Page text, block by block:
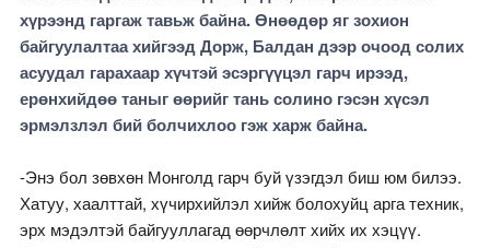
хүрээнд гаргаж тавьж байна. Өнөөдөр яг зохион
байгуулалтаа хийгээд Дорж, Балдан дээр очоод солих
асуудал гарахаар хүчтэй эсэргүүцэл гарч ирээд,
ерөнхийдөө таныг өөрийг тань солино гэсэн хүсэл
эрмэлзлэл бий болчихлоо гэж харж байна.
-Энэ бол зөвхөн Монголд гарч буй үзэгдэл биш юм билээ.
Хатуу, хаалттай, хүчирхийлэл хийж болохуйц арга техник,
эрх мэдэлтэй байгууллагад өөрчлөлт хийх их хэцүү.